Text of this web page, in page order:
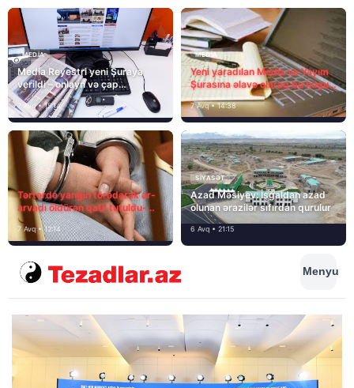
MEDİA
Media Reyestri yeni Şuraya
verildi – onlayn və çap
mediasını nə gözləyir?
7 Avq • 15:14
MEDİA
Yeni yaradılan Media və Yayım
Şurasına əlavə olaraq bu hüquq
və vəzifələr də verilib
7 Avq • 14:38
Tərtərdə yanğın törədərək ər-
arvadı öldürən qatil tutuldu-
SON DƏQİQƏ
7 Avq • 12:14
SIYASƏT
Azad Məsiyev: İşğaldan azad
olunan ərazilər sıfırdan qurulur
6 Avq • 21:15
Menyu